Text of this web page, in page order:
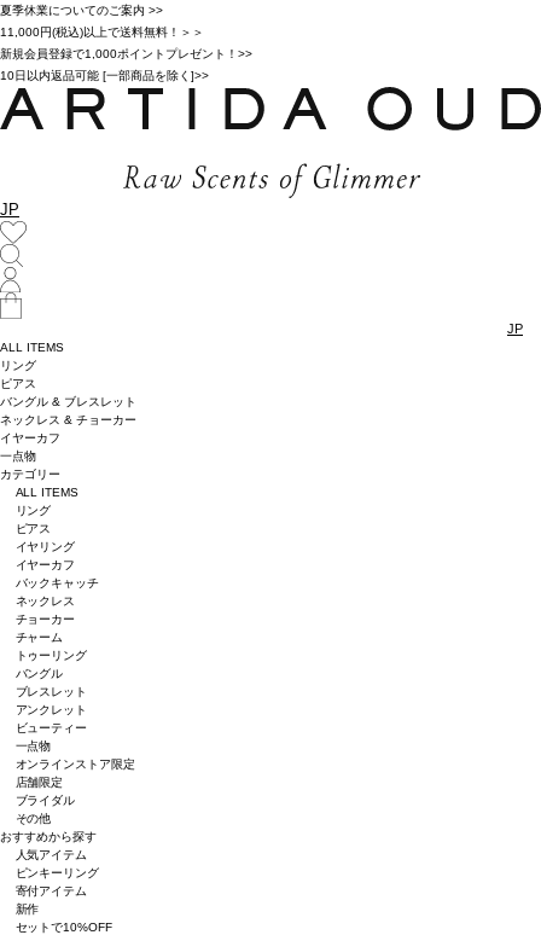
夏季休業についてのご案内 >>
11,000円(税込)以上で送料無料！＞＞
新規会員登録で1,000ポイントプレゼント！>>
10日以内返品可能 [一部商品を除く]>>
JP
JP
ALL ITEMS
リング
ピアス
バングル & ブレスレット
ネックレス & チョーカー
イヤーカフ
一点物
カテゴリー
ALL ITEMS
リング
ピアス
イヤリング
イヤーカフ
バックキャッチ
ネックレス
チョーカー
チャーム
トゥーリング
バングル
ブレスレット
アンクレット
ビューティー
一点物
オンラインストア限定
店舗限定
ブライダル
その他
おすすめから探す
人気アイテム
ピンキーリング
寄付アイテム
新作
セットで10%OFF